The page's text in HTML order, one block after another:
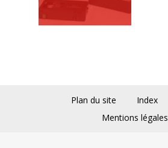
Plan du site Index
Mentions légales